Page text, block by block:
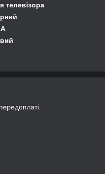
телевізора